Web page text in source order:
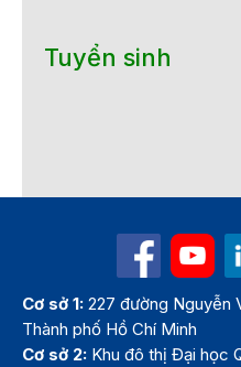
Tuyển sinh
Cơ sở 1: 227 đường Nguyễn
Thành phố Hồ Chí Minh
Cơ sở 2: Khu đô thị Đại học